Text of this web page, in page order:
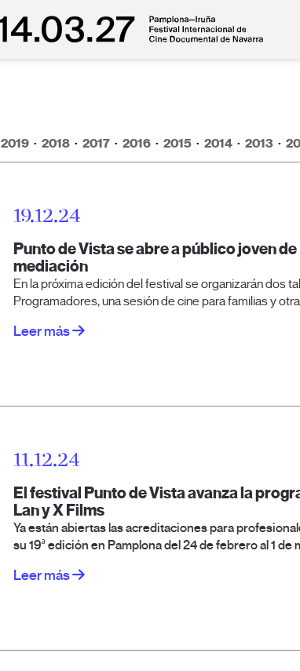
2019 · 2018 · 2017 · 2016 · 2015 · 2014 · 2013 ·
19.12.24
Punto de Vista se abre a público joven
mediación
En la próxima edición del festival se organizarán dos
Programadores, una sesión de cine para familias y
Leer más
11.12.24
El festival Punto de Vista avanza la
Lan y X Films
Ya están abiertas las acreditaciones para
su 19ª edición en Pamplona del 24 de febrero al 1 de
Leer más